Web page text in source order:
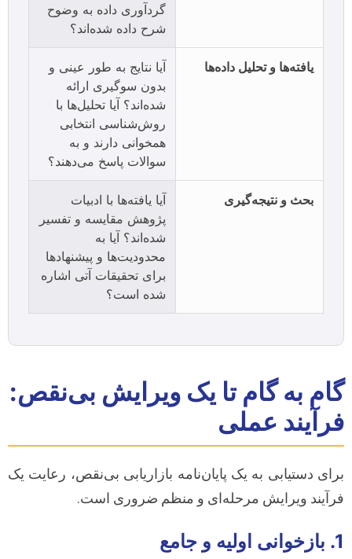
گردآوری داده به وضوح
شرح داده شده‌اند؟
یافته‌ها و تحلیل داده‌ها
آیا نتایج به طور عینی و
بدون سوگیری ارائه
شده‌اند؟ آیا تحلیل‌ها با
روش‌شناسی انتخابی
همخوانی دارند و به
سوالات پاسخ می‌دهند؟
بحث و نتیجه‌گیری
آیا یافته‌ها با ادبیات
پژوهش مقایسه و تفسیر
شده‌اند؟ آیا به
محدودیت‌ها و پیشنهادها
برای تحقیقات آتی اشاره
شده است؟
گام به گام تا یک ویرایش بی‌نقص:
فرآیند عملی
برای دستیابی به یک پایان‌نامه بازاریابی بی‌نقص، رعایت یک
فرآیند ویرایش مرحله‌ای و منظم ضروری است.
1. بازخوانی اولیه و جامع